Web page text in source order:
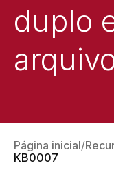
duplo
Página inicial
KB0007